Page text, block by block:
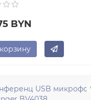
понравился.
Поставляется в кейсе
между P120 и P220...
BYN